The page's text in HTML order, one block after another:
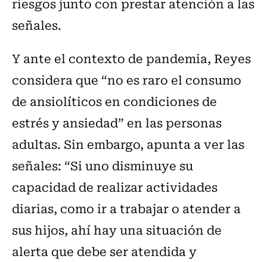
señales.
Y ante el contexto de pandemia, Reyes
considera que “no es raro el consumo
de ansiolíticos en condiciones de
estrés y ansiedad” en las personas
adultas. Sin embargo, apunta a ver las
señales: “Si uno disminuye su
capacidad de realizar actividades
diarias, como ir a trabajar o atender a
sus hijos, ahí hay una situación de
alerta que debe ser atendida y